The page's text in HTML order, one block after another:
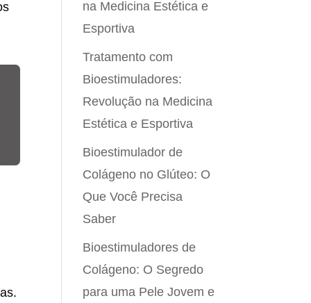
na Medicina Estética e
Esportiva
Tratamento com
Bioestimuladores:
Revolução na Medicina
Estética e Esportiva
Bioestimulador de
Colágeno no Glúteo: O
Que Você Precisa
Saber
Bioestimuladores de
Colágeno: O Segredo
para uma Pele Jovem e